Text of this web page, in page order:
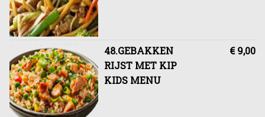
48.GEBAKKEN
RIJST MET KIP
KIDS MENU
€ 9,00